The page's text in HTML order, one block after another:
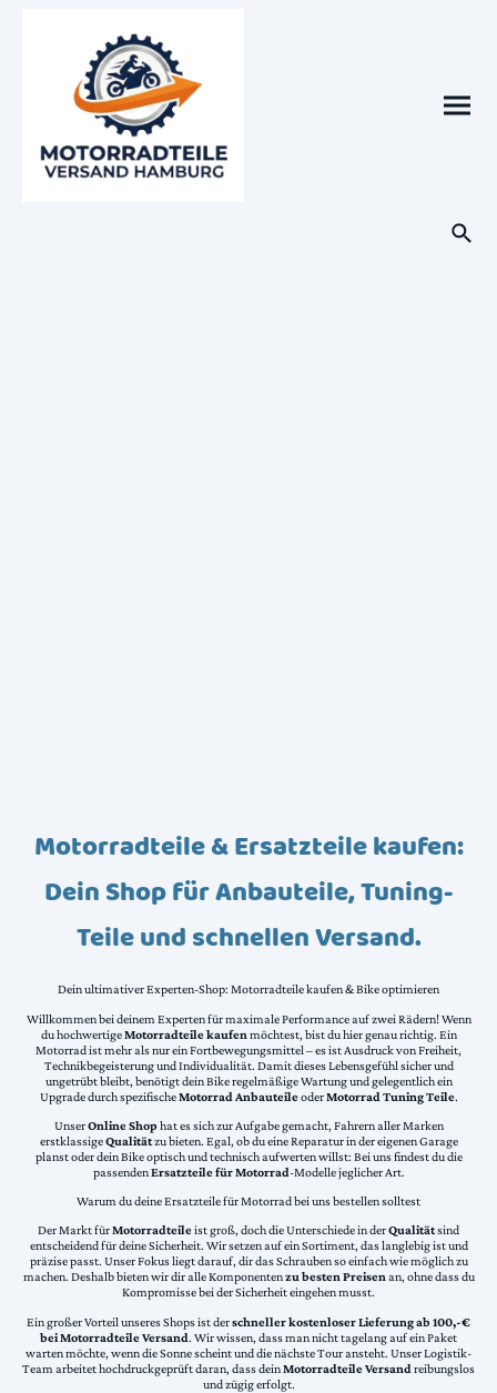
Motorradteile & Ersatzteile kaufen:
Dein Shop für Anbauteile, Tuning-
Teile und schnellen Versand.
Dein ultimativer Experten-Shop: Motorradteile kaufen & Bike optimieren
Willkommen bei deinem Experten für maximale Performance auf zwei Rädern! Wenn
du hochwertigeMotorradteile kaufen möchtest, bist du hier genau richtig. Ein
Motorrad ist mehr als nur ein Fortbewegungsmittel – es ist Ausdruck von Freiheit,
Technikbegeisterung und Individualität. Damit dieses Lebensgefühl sicher und
ungetrübt bleibt, benötigt dein Bike regelmäßige Wartung und gelegentlich ein
Upgrade durch spezifischeMotorrad AnbauteileoderMotorrad Tuning Teile.
UnserOnline Shophat es sich zur Aufgabe gemacht, Fahrern aller Marken
erstklassigeQualitätzu bieten. Egal, ob du eine Reparatur in der eigenen Garage
planst oder dein Bike optisch und technisch aufwerten willst: Bei uns findest du die
passendenErsatzteile für Motorrad-Modelle jeglicher Art.
Warum du deine Ersatzteile für Motorrad bei uns bestellen solltest
Der Markt fürMotorradteileist groß, doch die Unterschiede in derQualitätsind
entscheidend für deine Sicherheit. Wir setzen auf ein Sortiment, das langlebig ist und
präzise passt. Unser Fokus liegt darauf, dir das Schrauben so einfach wie möglich zu
machen. Deshalb bieten wir dir alle Komponentenzu besten Preisenan, ohne dass du
Kompromisse bei der Sicherheit eingehen musst.
Ein großer Vorteil unseres Shops ist derschneller kostenloser Lieferung ab 100,-€
bei Motorradteile Versand. Wir wissen, dass man nicht tagelang auf ein Paket
warten möchte, wenn die Sonne scheint und die nächste Tour ansteht. Unser Logistik-
Team arbeitet hochdruckgeprüft daran, dass deinMotorradteile Versand reibungslos
und zügig erfolgt.